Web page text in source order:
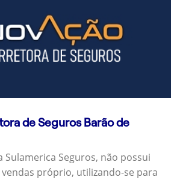
de Seguros Barão de
Sulamerica Seguros, não possui
próprio, utilizando-se para